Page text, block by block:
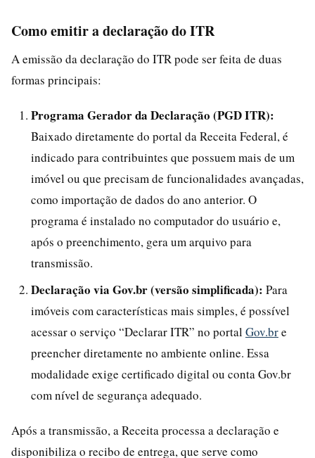
Como emitir a declaração do ITR
A emissão da declaração do ITR pode ser feita de duas
formas principais:
Programa Gerador da Declaração (PGD ITR):
Baixado diretamente do portal da Receita Federal, é
indicado para contribuintes que possuem mais de um
imóvel ou que precisam de funcionalidades avançadas,
como importação de dados do ano anterior. O
programa é instalado no computador do usuário e,
após o preenchimento, gera um arquivo para
transmissão.
Declaração via Gov.br (versão simplificada): Para
imóveis com características mais simples, é possível
acessar o serviço “Declarar ITR” no portal Gov.bre
preencher diretamente no ambiente online. Essa
modalidade exige certificado digital ou conta Gov.br
com nível de segurança adequado.
Após a transmissão, a Receita processa a declaração e
disponibiliza o recibo de entrega, que serve como